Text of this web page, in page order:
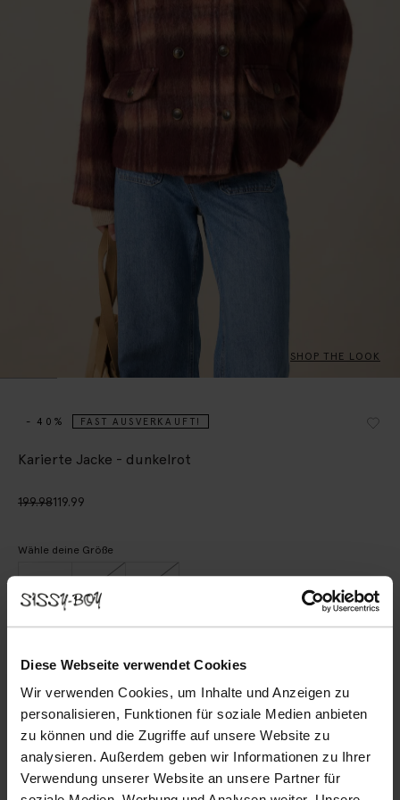
Diese Webseite verwendet Cookies
Wir verwenden Cookies, um Inhalte und Anzeigen zu
personalisieren, Funktionen für soziale Medien anbieten
zu können und die Zugriffe auf unsere Website zu
analysieren. Außerdem geben wir Informationen zu Ihrer
Verwendung unserer Website an unsere Partner für
SHOP THE LOOK
- 40% FAST AUSVERKAUFT!
Karierte Jacke - dunkelrot
199.98119.99
Wähle deine Größe
Schnelle Lieferung
Rechnungskauf möglich
BESCHREIBUNG